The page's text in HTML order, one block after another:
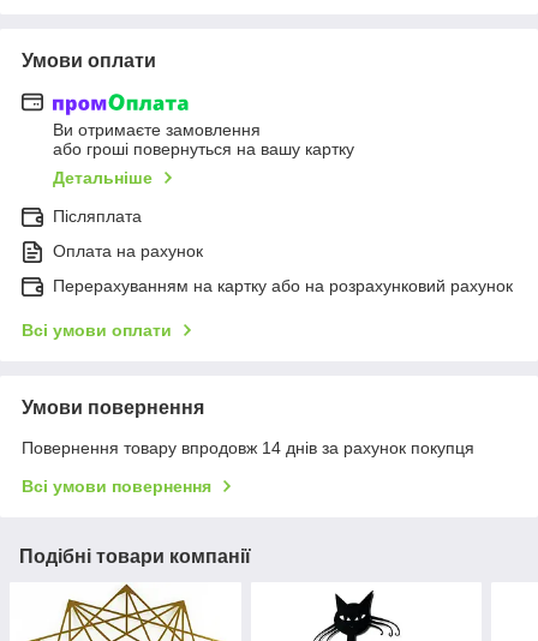
Умови оплати
Ви отримаєте замовлення
або гроші повернуться на вашу картку
Детальніше
Післяплата
Оплата на рахунок
Перерахуванням на картку або на розрахунковий рахунок
Всі умови оплати
Умови повернення
Повернення товару впродовж 14 днів за рахунок покупця
Всі умови повернення
Подібні товари компанії